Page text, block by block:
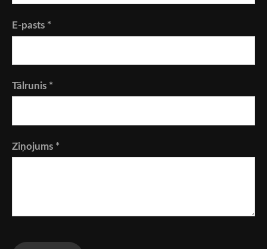
E-pasts *
Tālrunis *
Ziņojums *